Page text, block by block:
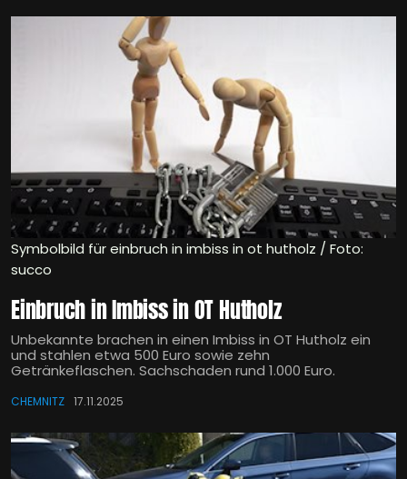
Symbolbild für einbruch in imbiss in ot hutholz / Foto:
succo
Einbruch in Imbiss in OT Hutholz
Unbekannte brachen in einen Imbiss in OT Hutholz ein
und stahlen etwa 500 Euro sowie zehn
Getränkeflaschen. Sachschaden rund 1.000 Euro.
CHEMNITZ 17.11.2025